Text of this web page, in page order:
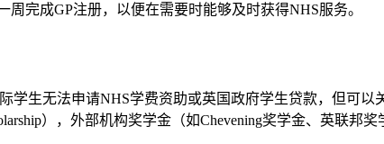
完成GP注册，以便在需要时能够及时获得NHS服务。
学生无法申请NHS学费资助或英国政府学生贷款，但可
），外部机构奖学金（如Chevening奖学金、英联